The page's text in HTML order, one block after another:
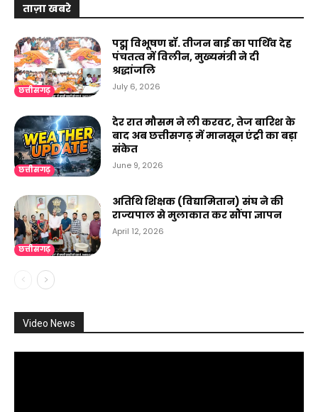
ताज़ा खबरे
छत्तीसगढ़
पद्म विभूषण डॉ. तीजन बाई का पार्थिव देह
पंचतत्व में विलीन, मुख्यमंत्री ने दी
श्रद्धांजलि
July 6, 2026
छत्तीसगढ़
देर रात मौसम ने ली करवट, तेज बारिश के
बाद अब छत्तीसगढ़ में मानसून एंट्री का बड़ा
संकेत
June 9, 2026
छत्तीसगढ़
अतिथि शिक्षक (विद्यामितान) संघ ने की
राज्यपाल से मुलाकात कर सौंपा ज्ञापन
April 12, 2026
Video News